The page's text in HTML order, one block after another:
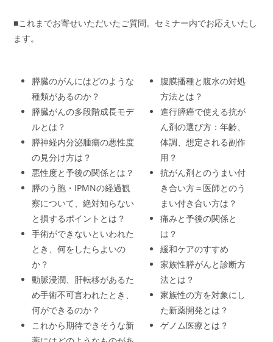
■これまでお寄せいただいたご質問。セミナー内でお応えいたし
ます。
膵臓のがんにはどのような
種類があるのか？
膵臓がんの多段階成長モデ
ルとは？
膵神経内分泌腫瘍の悪性度
の見分け方は？
悪性度と予後の関係とは？
膵のう胞・IPMNの経過観
察について、絶対知らない
と損するポイントとは？
手術ができないといわれた
とき、何をしたらよいの
か？
動脈浸潤、肝転移があるた
め手術不可言われたとき、
何ができるのか？
これから期待できそうな新
腹膜播種と腹水の対処
方法とは？
進行膵癌で使える抗が
ん剤の選び方：年齢、
体調、想定される副作
用？
抗がん剤とのうまい付
き合い方＝医師とのう
まい付き合い方は？
痛みと予後の関係と
は？
緩和ケアのすすめ
家族性膵がんと診断方
法とは？
家族性の方を対象にし
た新薬開発とは？
ゲノム医療とは？